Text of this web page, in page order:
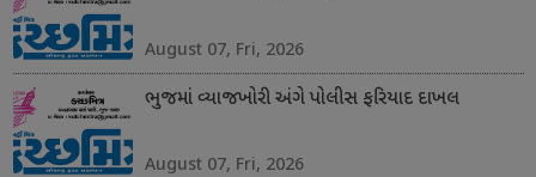
August 07, Fri, 2026
ભુજમાં વ્યાજખોરી અંગે પોલીસ ફરિયાદ દાખલ
August 07, Fri, 2026